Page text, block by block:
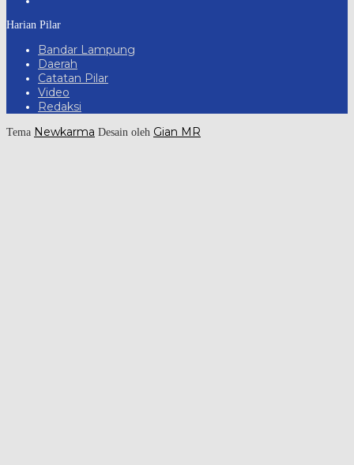
Harian Pilar
Bandar Lampung
Daerah
Catatan Pilar
Video
Redaksi
Tema Newkarma Desain oleh Gian MR